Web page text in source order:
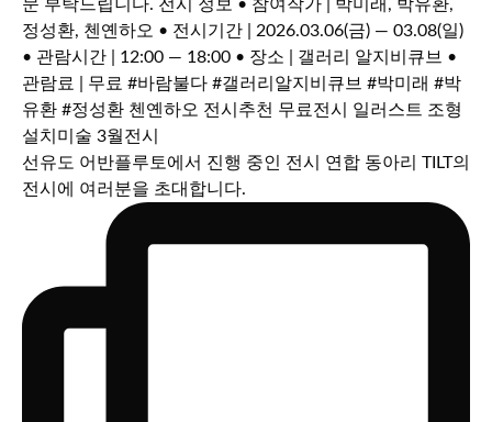
선유도 어반플루토에서 진행 중인 전시 연합 동아리 TILT의
전시에 여러분을 초대합니다.